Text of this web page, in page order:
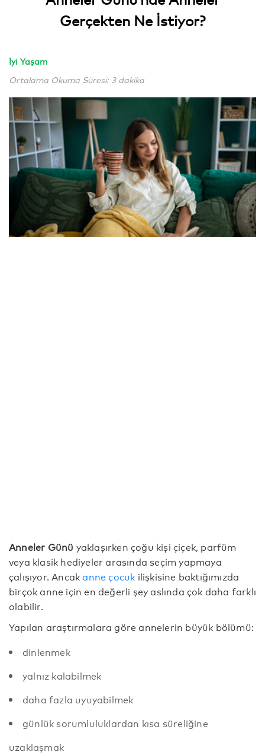
Gerçekten Ne İstiyor?
İyi Yaşam
Ortalama Okuma Süresi: 3 dakika
Anneler Günü yaklaşırken çoğu kişi çiçek, parfüm
veya klasik hediyeler arasında seçim yapmaya
çalışıyor. Ancakanne çocuk ilişkisine baktığımızda
birçok anne için en değerli şey aslında çok daha farklı
olabilir.
Yapılan araştırmalara göre annelerin büyük bölümü:
dinlenmek
yalnız kalabilmek
daha fazla uyuyabilmek
günlük sorumluluklardan kısa süreliğine
uzaklaşmak